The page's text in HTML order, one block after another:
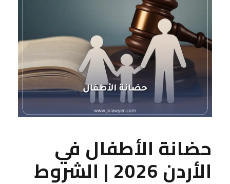
حضانة الأطفال في
الأردن 2026 | الشروط